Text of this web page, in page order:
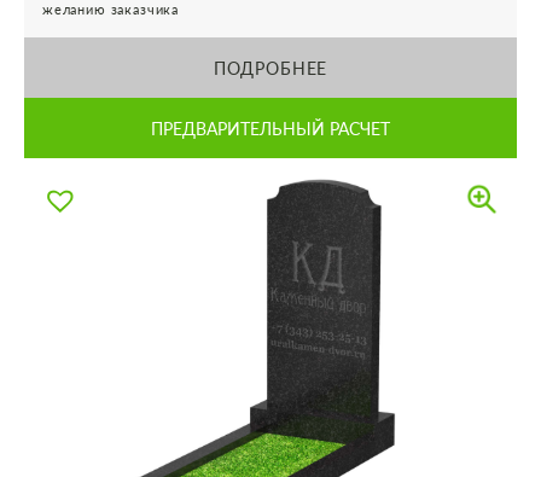
желанию заказчика
ПОДРОБНЕЕ
ПРЕДВАРИТЕЛЬНЫЙ РАСЧЕТ